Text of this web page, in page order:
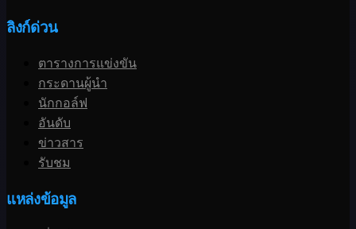
ลิงก์ด่วน
ตารางการแข่งขัน
กระดานผู้นำ
นักกอล์ฟ
อันดับ
ข่าวสาร
รับชม
แหล่งข้อมูล